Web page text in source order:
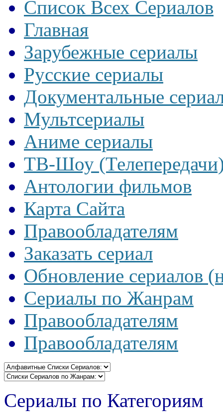
Список Всех Сериалов
Главная
Зарубежные сериалы
Русские сериалы
Документальные
Мультсериалы
Аниме сериалы
ТВ-Шоу
Антологии фильмов
Карта Сайта
Правообладателям
Заказать сериал
Обновление сериалов
Сериалы по Жанрам
Правообладателям
Правообладателям
Сериалы по Категориям